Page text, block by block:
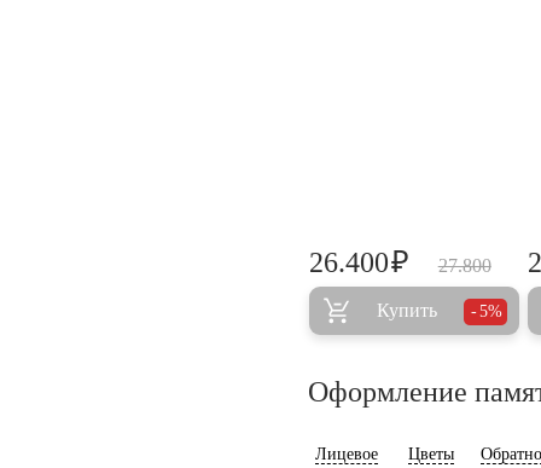
27.800
26.400₽
Купить 5%
Оформление
Лицевое Цветы